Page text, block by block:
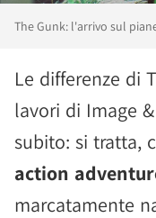
The Gunk: l'arrivo sul
Le differenze di
lavori di Image
subito: si tratta,
action
marcatamente